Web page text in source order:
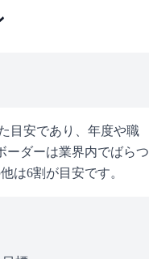
目安であり、年度や職
ーダーは業界内でばらつ
は6割が目安です。